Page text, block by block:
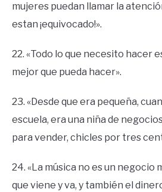
mujeres puedan llamar la
estan ¡equivocado!».
22. «Todo lo que necesito hacer
mejor que pueda hacer».
23. «Desde que era pequeña,
escuela, era una niña de
para vender, chicles por tres
24. «La música no es un negocio
que viene y va, y también el